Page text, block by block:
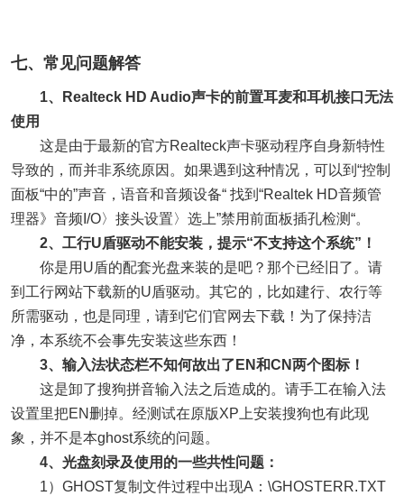
七、常见问题解答
1、Realteck HD Audio声卡的前置耳麦和耳机接口无法
使用
这是由于最新的官方Realteck声卡驱动程序自身新特性
导致的，而并非系统原因。如果遇到这种情况，可以到“控制
面板“中的”声音，语音和音频设备“ 找到“Realtek HD音频管
理器》音频I/O〉接头设置〉选上”禁用前面板插孔检测“。
2、工行U盾驱动不能安装，提示“不支持这个系统”！
你是用U盾的配套光盘来装的是吧？那个已经旧了。请
到工行网站下载新的U盾驱动。其它的，比如建行、农行等
所需驱动，也是同理，请到它们官网去下载！为了保持洁
净，本系统不会事先安装这些东西！
3、输入法状态栏不知何故出了EN和CN两个图标！
这是卸了搜狗拼音输入法之后造成的。请手工在输入法
设置里把EN删掉。经测试在原版XP上安装搜狗也有此现
象，并不是本ghost系统的问题。
4、光盘刻录及使用的一些共性问题：
1）GHOST复制文件过程中出现A：\GHOSTERR.TXT